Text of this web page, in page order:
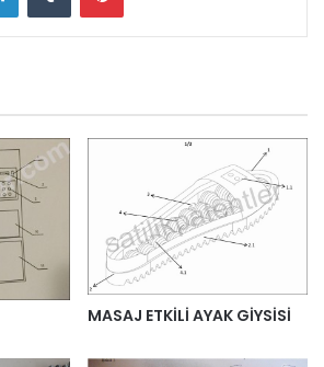
MASAJ ETKİLİ AYAK GİYSİSİ